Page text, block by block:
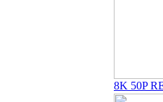
8K 50P